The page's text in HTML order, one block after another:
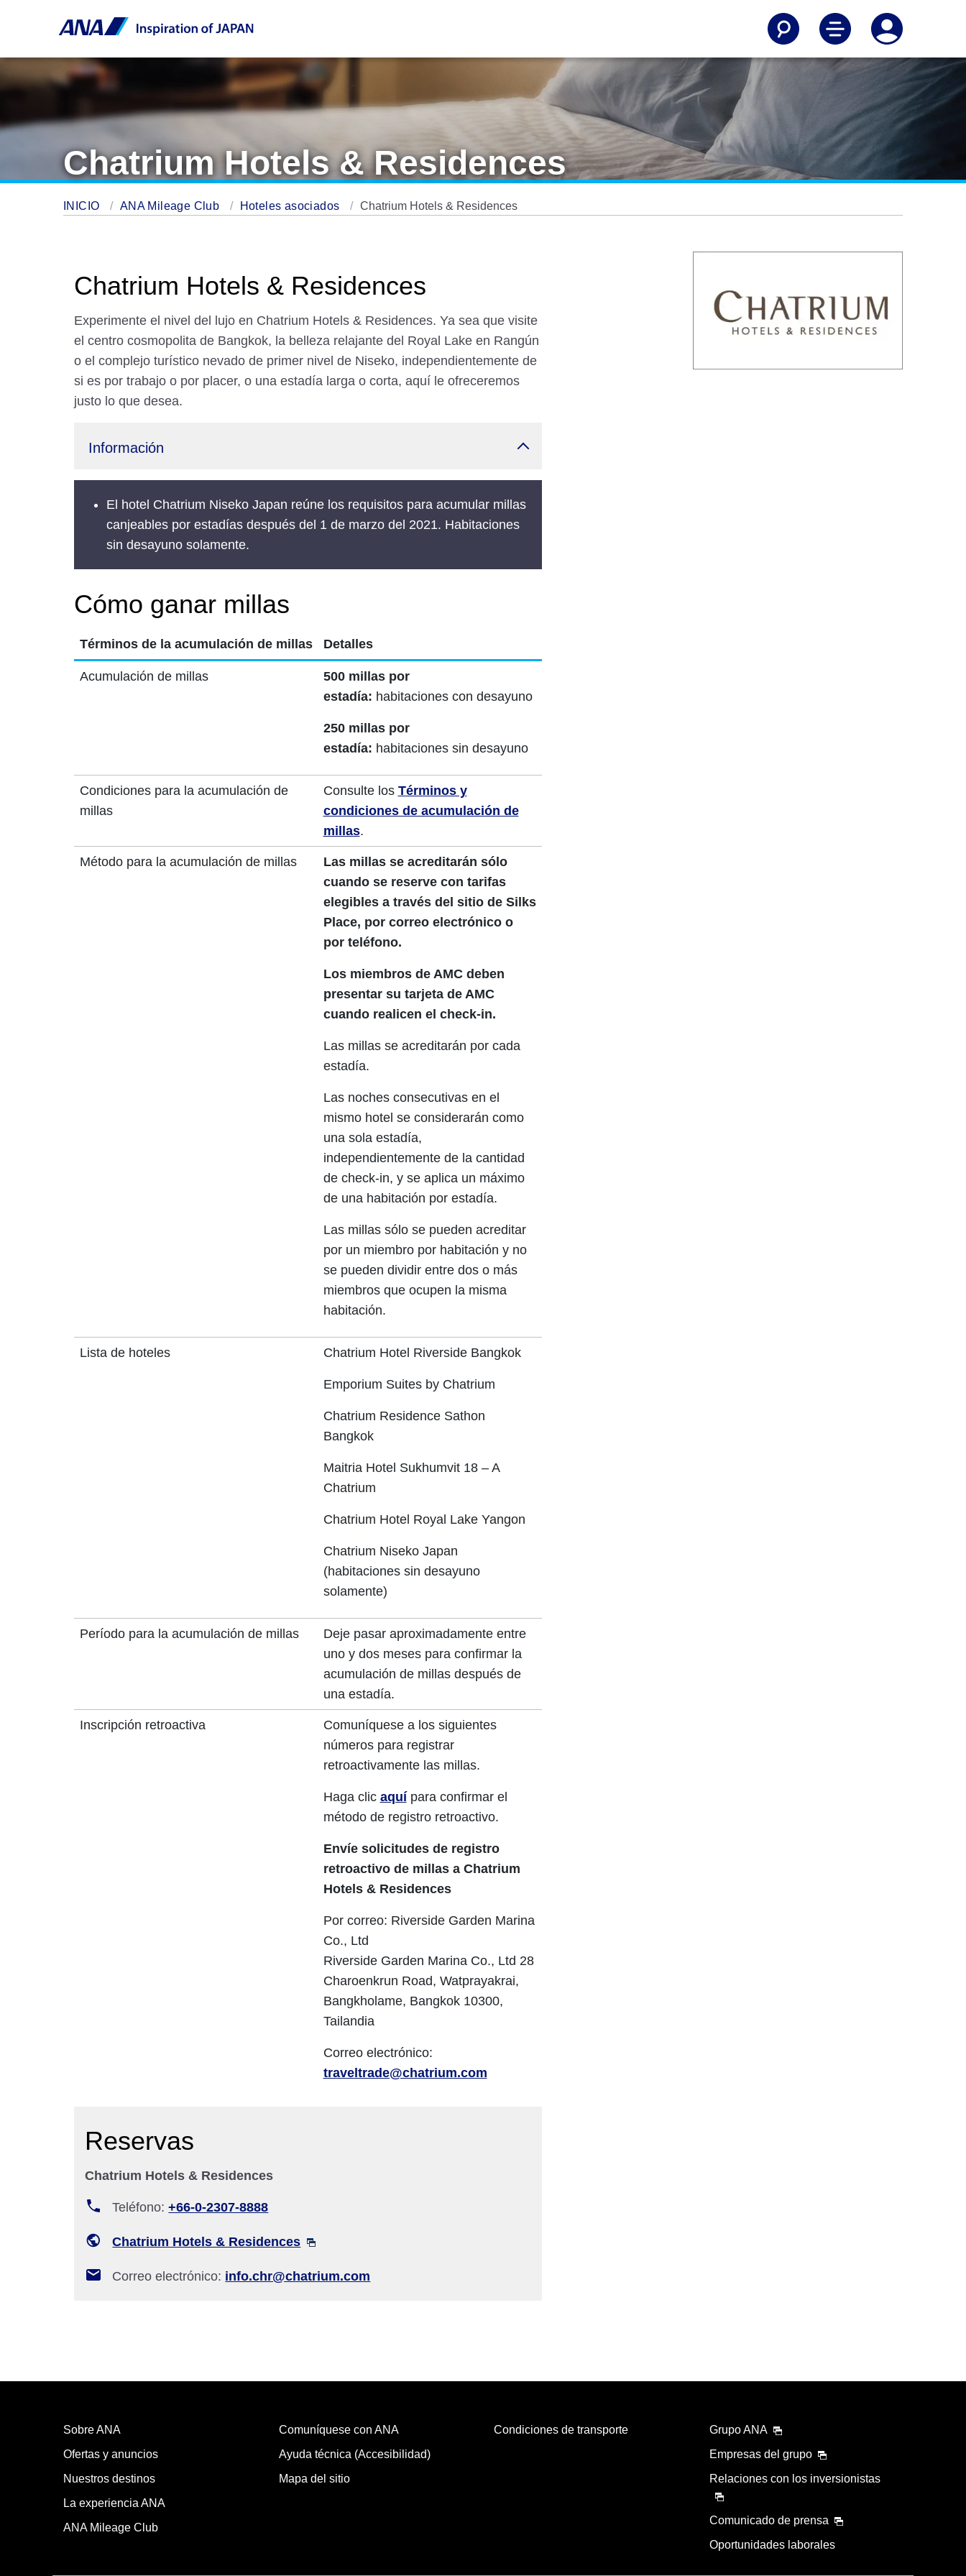
Chatrium Hotels & Residences
INICIO ANA Mileage Club Hoteles asociados Chatrium Hotels & Residences
Chatrium Hotels & Residences
Experimente el nivel del lujo en Chatrium Hotels & Residences. Ya sea que visite
el centro cosmopolita de Bangkok, la belleza relajante del Royal Lake en Rangún
o el complejo turístico nevado de primer nivel de Niseko, independientemente de
si es por trabajo o por placer, o una estadía larga o corta, aquí le ofreceremos
justo lo que desea.
Información
El hotel Chatrium Niseko Japan reúne los requisitos para acumular millas
canjeables por estadías después del 1 de marzo del 2021. Habitaciones
sin desayuno solamente.
Cómo ganar millas
Términos de la acumulación de millas Detalles
Acumulación de millas
500 millas por
estadía: habitaciones con desayuno
250 millas por
estadía: habitaciones sin desayuno
Condiciones para la acumulación de
millas
Consulte los Términos y
condiciones de acumulación de
millas.
Método para la acumulación de millas
Las millas se acreditarán sólo
cuando se reserve con tarifas
elegibles a través del sitio de Silks
Place, por correo electrónico o
por teléfono.
Los miembros de AMC deben
presentar su tarjeta de AMC
cuando realicen el check-in.
Las millas se acreditarán por cada
estadía.
Las noches consecutivas en el
mismo hotel se considerarán como
una sola estadía,
independientemente de la cantidad
de check-in, y se aplica un máximo
de una habitación por estadía.
Las millas sólo se pueden acreditar
por un miembro por habitación y no
se pueden dividir entre dos o más
miembros que ocupen la misma
habitación.
Lista de hoteles Chatrium Hotel Riverside Bangkok
Emporium Suites by Chatrium
Chatrium Residence Sathon
Bangkok
Maitria Hotel Sukhumvit 18 – A
Chatrium
Chatrium Hotel Royal Lake Yangon
Chatrium Niseko Japan
(habitaciones sin desayuno
solamente)
Período para la acumulación de millas
Deje pasar aproximadamente entre
uno y dos meses para confirmar la
acumulación de millas después de
una estadía.
Inscripción retroactiva
Comuníquese a los siguientes
números para registrar
retroactivamente las millas.
Haga clic aquípara confirmar el
método de registro retroactivo.
Envíe solicitudes de registro
retroactivo de millas a Chatrium
Hotels & Residences
Por correo: Riverside Garden Marina
Co., Ltd
Riverside Garden Marina Co., Ltd 28
Charoenkrun Road, Watprayakrai,
Bangkholame, Bangkok 10300,
Tailandia
Correo electrónico:
traveltrade@chatrium.com
Reservas
Chatrium Hotels & Residences
Teléfono:+66-0-2307-8888
Chatrium Hotels & Residences
Correo electrónico: info.chr@chatrium.com
Sobre ANA
Ofertas y anuncios
Nuestros destinos
La experiencia ANA
ANA Mileage Club
Comuníquese con ANA
Ayuda técnica (Accesibilidad)
Mapa del sitio
Condiciones de transporte
Grupo ANA
Empresas del grupo
Relaciones con los inversionistas
Comunicado de prensa
Oportunidades laborales